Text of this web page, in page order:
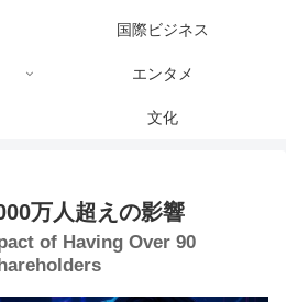
国際ビジネス
エンタメ
文化
万人超えの影響
of Having Over 90